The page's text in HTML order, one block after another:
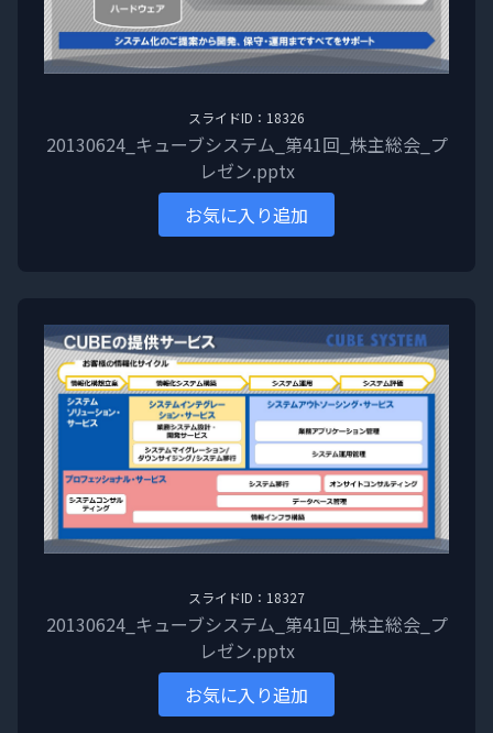
スライドID：18326
20130624_キューブシステム_第41回_株主総会_プ
レゼン.pptx
お気に入り追加
スライドID：18327
20130624_キューブシステム_第41回_株主総会_プ
レゼン.pptx
お気に入り追加